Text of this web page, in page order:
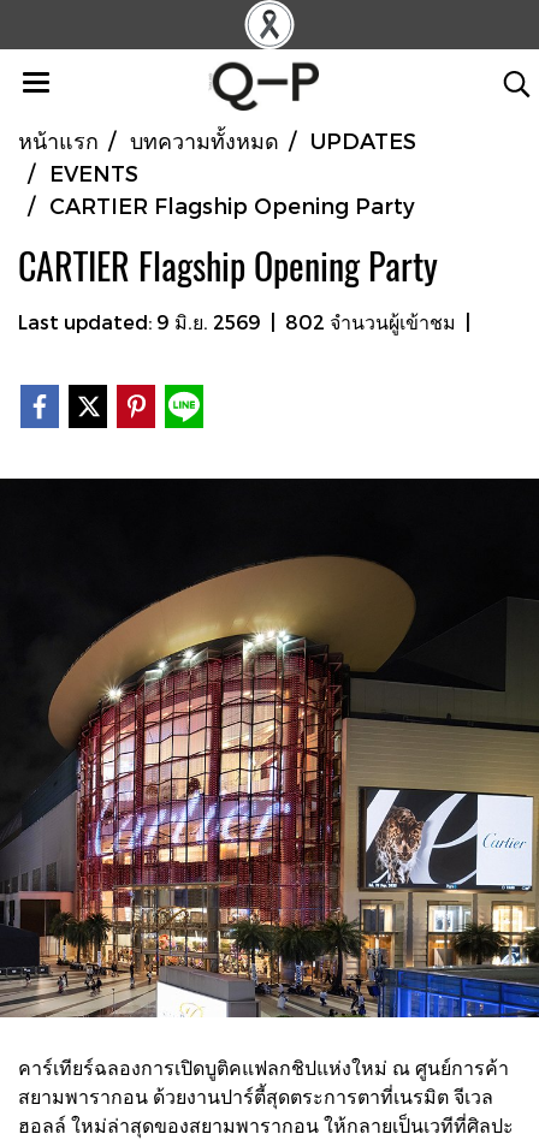
หน้าแรก บทความทั้งหมด
UPDATES
EVENTS
CARTIER Flagship Opening Party
CARTIER Flagship Opening Party
Last updated: 9 มิ.ย. 2569 802 จำนวนผู้เข้าชม
คาร์เทียร์ฉลองการเปิดบูติคแฟลกชิปแห่งใหม่ ณ ศูนย์การค้า
สยามพารากอน ด้วยงานปาร์ตี้สุดตระการตาที่เนรมิต จีเวล
ฮอลล์ ใหม่ล่าสุดของสยามพารากอน ให้กลายเป็นเวทีที่ศิลปะ